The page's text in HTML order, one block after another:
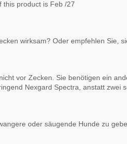
this product is Feb /27
wirksam? Oder empfehlen Sie,
vor Zecken. Sie benötigen ein
Nexgard Spectra, anstatt zwei
oder säugende Hunde zu